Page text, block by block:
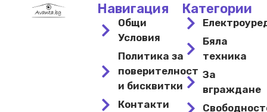
Навигация
Общи
Условия
Политика за
поверителност
и бисквитки
Контакти
Категории
Бяла
техника
За
вграждане